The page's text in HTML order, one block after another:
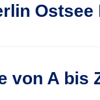
Ostsee
von A bis